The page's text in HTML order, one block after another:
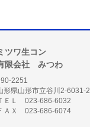
ツワ生コン
限会社 みつわ
2251
形県山形市立谷川2-6031-2
ＥＬ 023-686-6032
ＡＸ 023-686-6074